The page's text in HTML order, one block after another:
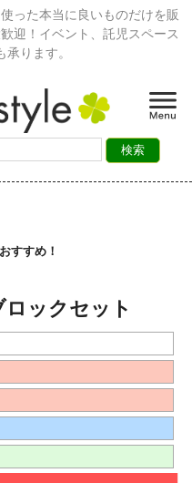
った本当に良いものだけを販
迎！イベント、託児スペース
ります。
すすめ！
ックセット